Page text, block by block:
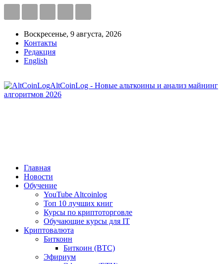
Воскресенье, 9 августа, 2026
Контакты
Редакция
English
AltCoinLog - Новые альткоины и анализ майнинг
алгоритмов 2026
Главная
Новости
Обучение
YouTube Altcoinlog
Топ 10 лучших книг
Курсы по криптоторговле
Обучающие курсы для IT
Криптовалюта
Биткоин
Биткоин (BTC)
Эфириум